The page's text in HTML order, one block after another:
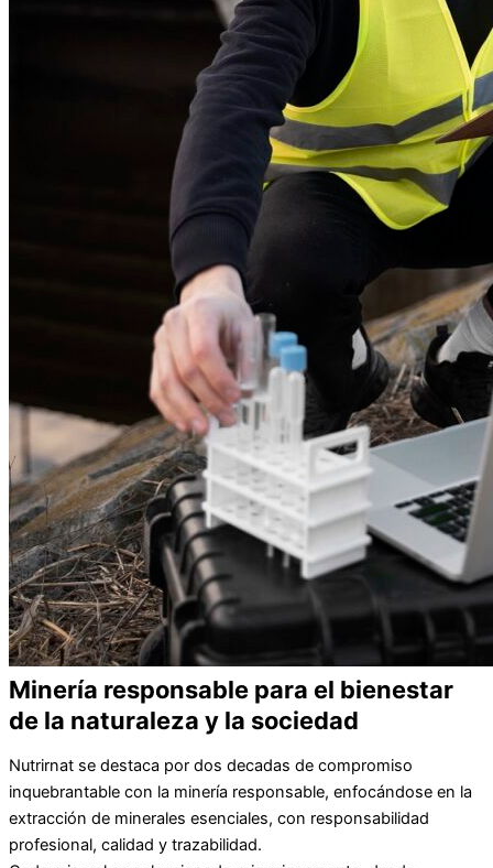
Minería responsable para el bienestar
de la naturaleza y la sociedad
Nutrirnat se destaca por dos decadas de compromiso
inquebrantable con la minería responsable, enfocándose en la
extracción de minerales esenciales, con responsabilidad
profesional, calidad y trazabilidad.